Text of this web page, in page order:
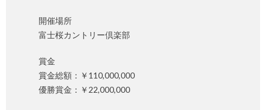
開催場所
富士桜カントリー倶楽部
賞金
賞金総額：￥110,000,000
優勝賞金：￥22,000,000